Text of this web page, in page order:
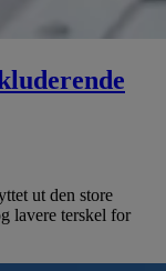
ut den store
lavere terskel for